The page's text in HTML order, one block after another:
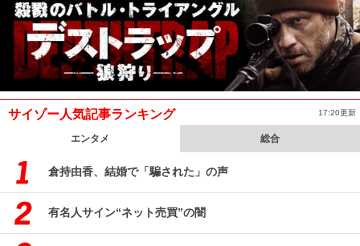
サイゾー人気記事ランキング 17:20更新
エンタメ 総合
倉持由香、結婚で「騙された」の声
有名人サイン“ネット売買”の闇